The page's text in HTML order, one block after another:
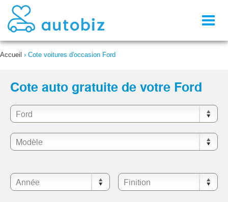
Accueil › Cote voitures d'occasion Ford
Cote auto gratuite de votre Ford